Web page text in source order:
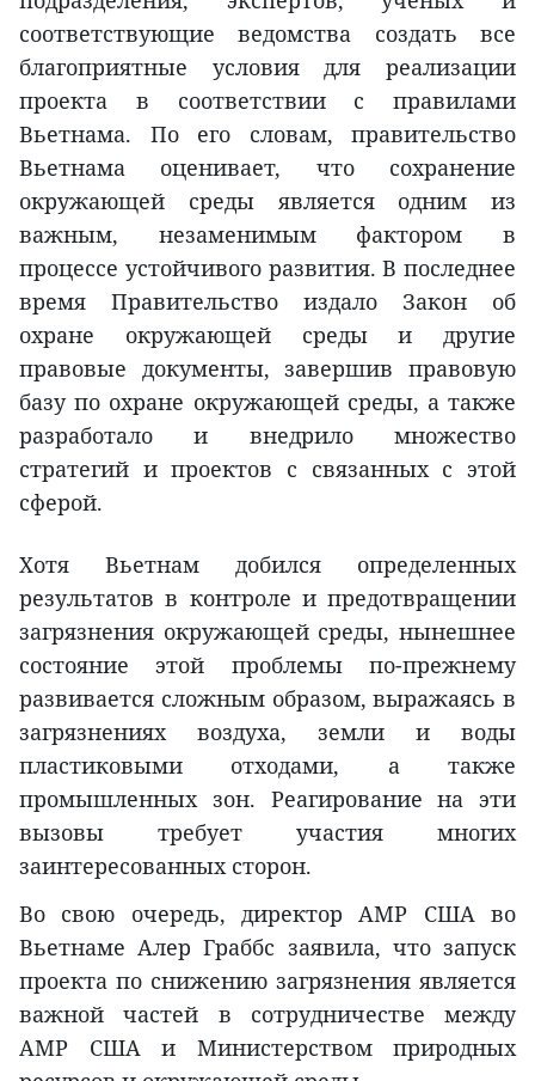
соответствующие ведомства создать все
благоприятные условия для реализации
проекта в соответствии с правилами
Вьетнама. По его словам, правительство
Вьетнама оценивает, что сохранение
окружающей среды является одним из
важным, незаменимым фактором в
процессе устойчивого развития. В последнее
время Правительство издало Закон об
охране окружающей среды и другие
правовые документы, завершив правовую
базу по охране окружающей среды, а также
разработало и внедрило множество
стратегий и проектов с связанных с этой
сферой.
Хотя Вьетнам добился определенных
результатов в контроле и предотвращении
загрязнения окружающей среды, нынешнее
состояние этой проблемы по-прежнему
развивается сложным образом, выражаясь в
загрязнениях воздуха, земли и воды
пластиковыми отходами, а также
промышленных зон. Реагирование на эти
вызовы требует участия многих
заинтересованных сторон.
Во свою очередь, директор АМР США во
Вьетнаме Алер Граббс заявила, что запуск
проекта по снижению загрязнения является
важной частей в сотрудничестве между
АМР США и Министерством природных